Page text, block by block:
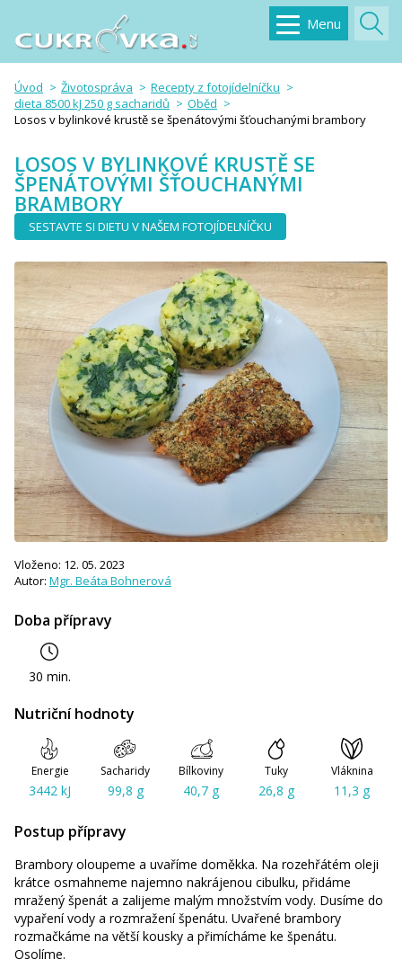
Menu
Úvod Životospráva
Recepty z fotojídelníčku
dieta 8500 kJ 250 g sacharidů
Oběd
Losos v bylinkové krustě se špenátovými šťouchanými brambory
LOSOS V BYLINKOVÉ KRUSTĚ SE
ŠPENÁTOVÝMI ŠŤOUCHANÝMI
BRAMBORY
SESTAVTE SI DIETU V NAŠEM FOTOJÍDELNÍČKU
Doba přípravy
30 min.
Vloženo: 12. 05. 2023
Autor: Mgr. Beáta Bohnerová
Nutriční hodnoty
Energie
3442 kJ
Sacharidy
99,8 g
Bílkoviny
40,7 g
Tuky
26,8 g
Vláknina
11,3 g
Postup přípravy
Brambory oloupeme a uvaříme doměkka. Na rozehřátém oleji
krátce osmahneme najemno nakrájenou cibulku, přidáme
mražený špenát a zalijeme malým množstvím vody. Dusíme do
vypaření vody a rozmražení špenátu. Uvařené brambory
rozmačkáme na větší kousky a přimícháme ke špenátu.
Osolíme.